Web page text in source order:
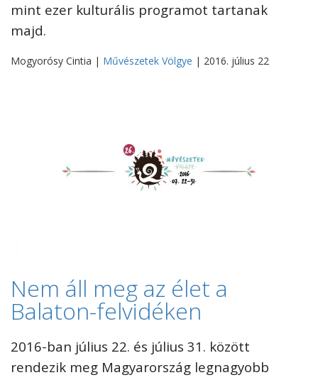
mint ezer kulturális programot tartanak
majd.
Mogyorósy Cintia | Művészetek Völgye | 2016. július 22
Nem áll meg az élet a
Balaton-felvidéken
2016-ban július 22. és július 31. között
rendezik meg Magyarország legnagyobb